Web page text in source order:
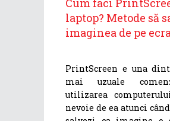
laptop? Metode să
imaginea de pe
PrintScreen e una
mai uzuale
utilizarea
nevoie de ea atunci